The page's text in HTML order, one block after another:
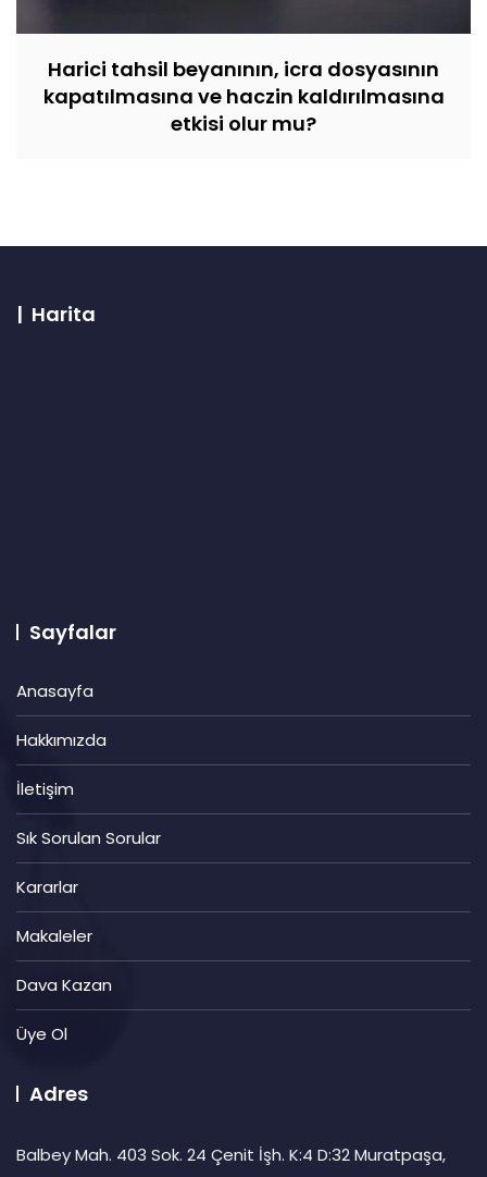
Harici tahsil beyanının, icra dosyasının
kapatılmasına ve haczin kaldırılmasına
etkisi olur mu?
| Harita
Sayfalar
Anasayfa
Hakkımızda
İletişim
Sık Sorulan Sorular
Kararlar
Makaleler
Dava Kazan
Üye Ol
Adres
Balbey Mah. 403 Sok. 24 Çenit İşh. K:4 D:32 Muratpaşa,